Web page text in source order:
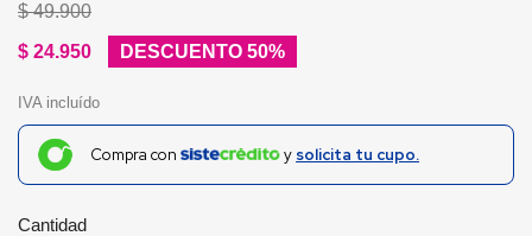
$ 49.900
$ 24.950
DESCUENTO 50%
IVA incluído
Compra con y solicita tu cupo.
Cantidad